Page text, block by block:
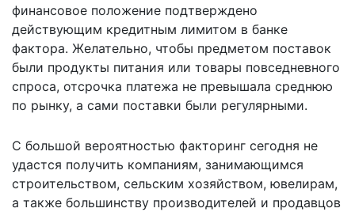
финансовое положение подтверждено
действующим кредитным лимитом в банке
фактора. Желательно, чтобы предметом поставок
были продукты питания или товары повседневного
спроса, отсрочка платежа не превышала среднюю
по рынку, а сами поставки были регулярными.
С большой вероятностью факторинг сегодня не
удастся получить компаниям, занимающимся
строительством, сельским хозяйством, ювелирам,
а также большинству производителей и продавцов